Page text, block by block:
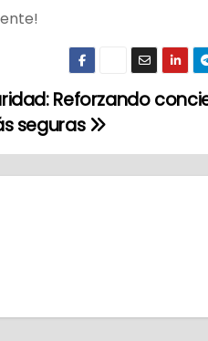
Reforzando
seguras